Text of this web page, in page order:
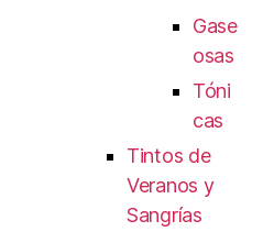
Gase
osas
Tóni
cas
Tintos de
Veranos y
Sangrías